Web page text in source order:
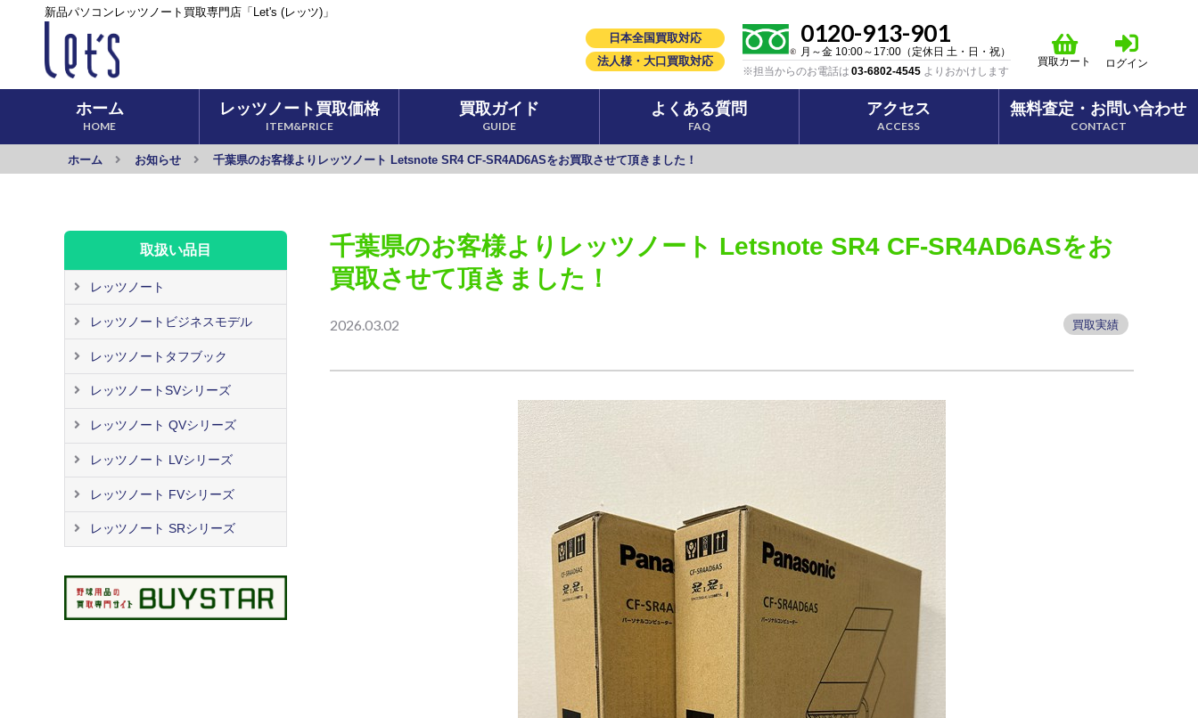
新品パソコンレッツノート買取専門店「Let's (レッツ)」
日本全国買取対応
法人様・大口買取対応
0120-913-901
月～金 10:00～17:00（定休日 土・日・祝）
※担当からのお電話は 03-6802-4545 よりおかけします
買取カート ログイン
ホーム
HOME
レッツノート 買取価格
ITEM&PRICE
買取ガイド
GUIDE
よくある質問
FAQ
アクセス
ACCESS
無料査定・ お問い合わせ
CONTACT
ホーム お知らせ 千葉県のお客様よりレッツノート Letsnote SR4 CF-SR4AD6ASをお買取させて頂きました！
千葉県のお客様よりレッツノート Letsnote SR4 CF-SR4AD6ASをお
買取させて頂きました！
2026.03.02 買取実績
取扱い品目
レッツノート
レッツノートビジネスモデル
レッツノートタフブック
レッツノートSVシリーズ
レッツノート QVシリーズ
レッツノート LVシリーズ
レッツノート FVシリーズ
レッツノート SRシリーズ